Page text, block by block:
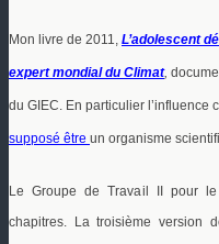
Mon livre de 2011, L’adolescent
expert mondial du Climat,
du GIEC. En particulier l’influence
supposé être un organisme
Le Groupe de Travail II pour
chapitres. La troisième version